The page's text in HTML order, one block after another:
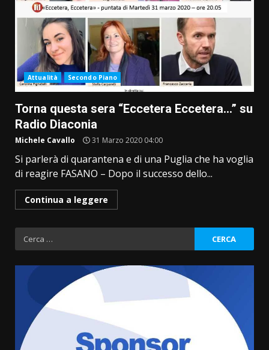
Attualità Secondo Piano
Torna questa sera “Eccetera Eccetera…” su
Radio Diaconia
Michele Cavallo 31 Marzo 2020 04:00
Si parlerà di quarantena e di una Puglia che ha voglia
di reagire FASANO – Dopo il successo dello...
Continua a leggere
Ricerca
per: